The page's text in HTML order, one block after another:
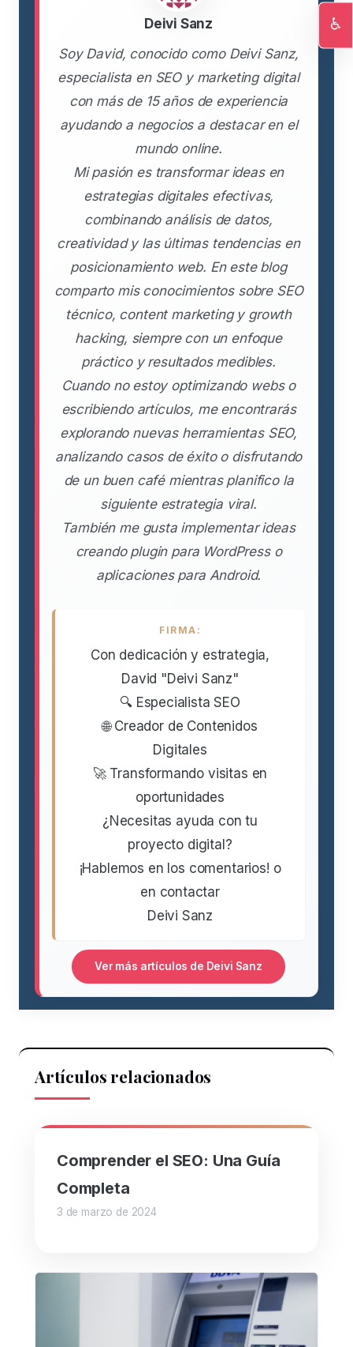
Deivi Sanz
Soy David, conocido como Deivi Sanz,
especialista en SEO y marketing digital
con más de 15 años de experiencia
ayudando a negocios a destacar en el
mundo online.
Mi pasión es transformar ideas en
estrategias digitales efectivas,
combinando análisis de datos,
creatividad y las últimas tendencias en
posicionamiento web. En este blog
comparto mis conocimientos sobre SEO
técnico, content marketing y growth
hacking, siempre con un enfoque
práctico y resultados medibles.
Cuando no estoy optimizando webs o
escribiendo artículos, me encontrarás
explorando nuevas herramientas SEO,
analizando casos de éxito o disfrutando
de un buen café mientras planifico la
siguiente estrategia viral.
También me gusta implementar ideas
creando plugin para WordPress o
aplicaciones para Android.
FIRMA:
Con dedicación y estrategia,
David "Deivi Sanz"
🔍 Especialista SEO
🌐 Creador de Contenidos
Digitales
🚀 Transformando visitas en
oportunidades
¿Necesitas ayuda con tu
proyecto digital?
¡Hablemos en los comentarios! o
en contactar
Deivi Sanz
Ver más artículos de Deivi Sanz
Artículos relacionados
Comprender el SEO: Una Guía
Completa
3 de marzo de 2024
♿